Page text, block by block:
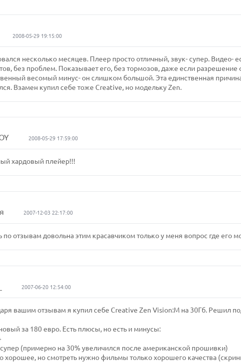
2008-05-29 19:15:00
несколько месяцев. Плеер просто отличный, звук- супер. Видео-
без проблем. Показывает его, без тормозов, даже если разрешение
весомый минус- он слишком большой. Эта единственная
Взамен купил себе тоже Creative, но модельку Zen.
2008-05-29 17:59:00
хардовый плейер!!!
2007-12-03 22:17:00
по отзывам довольна этим красавчиком только у меня вопрос где его
2007-06-20 12:54:00
вашим отзывам я купил себе Creative Zen Vision:M на 30Гб. Решил
за 180 евро. Есть плюсы, но есть и минусы:
(примерно на 30% увеличился после американской прошивки)
хорошее, но смотреть нужно фильмы только хорошего качества